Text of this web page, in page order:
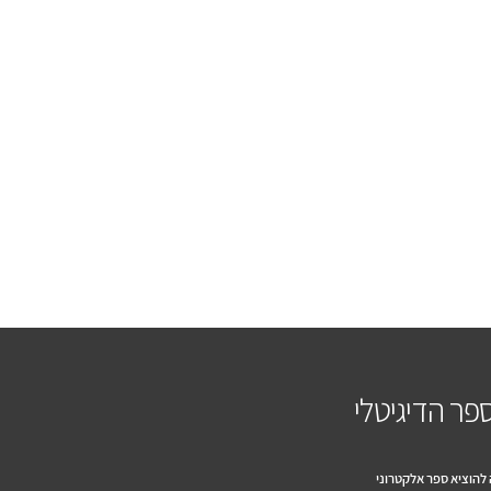
הדיגיטלי
ספר אלקטרוני